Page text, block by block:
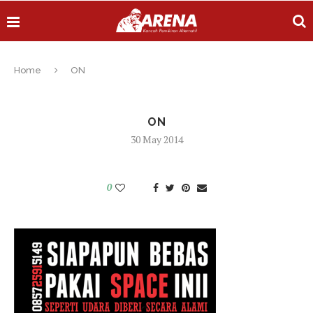
Home ON
ON
30 May 2014
0